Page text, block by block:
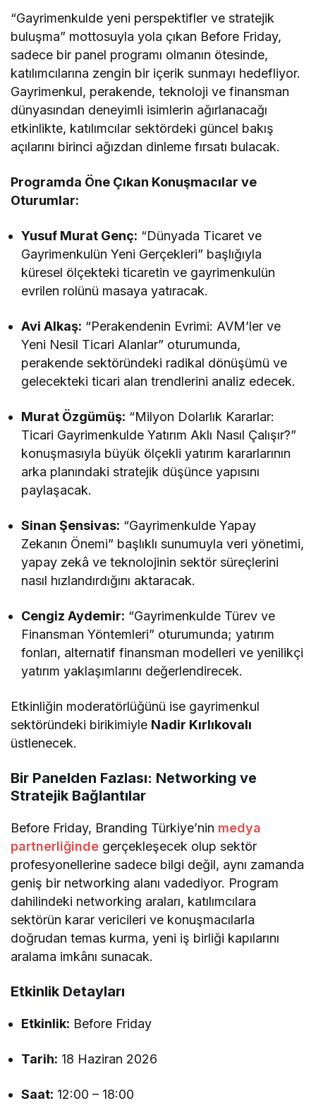
“Gayrimenkulde yeni perspektifler ve stratejik
buluşma” mottosuyla yola çıkan Before Friday,
sadece bir panel programı olmanın ötesinde,
katılımcılarına zengin bir içerik sunmayı hedefliyor.
Gayrimenkul, perakende, teknoloji ve finansman
dünyasından deneyimli isimlerin ağırlanacağı
etkinlikte, katılımcılar sektördeki güncel bakış
açılarını birinci ağızdan dinleme fırsatı bulacak.
Programda Öne Çıkan Konuşmacılar ve
Oturumlar:
Yusuf Murat Genç: “Dünyada Ticaret ve
Gayrimenkulün Yeni Gerçekleri” başlığıyla
küresel ölçekteki ticaretin ve gayrimenkulün
evrilen rolünü masaya yatıracak.
Avi Alkaş: “Perakendenin Evrimi: AVM’ler ve
Yeni Nesil Ticari Alanlar” oturumunda,
perakende sektöründeki radikal dönüşümü ve
gelecekteki ticari alan trendlerini analiz edecek.
Murat Özgümüş: “Milyon Dolarlık Kararlar:
Ticari Gayrimenkulde Yatırım Aklı Nasıl Çalışır?”
konuşmasıyla büyük ölçekli yatırım kararlarının
arka planındaki stratejik düşünce yapısını
paylaşacak.
Sinan Şensivas: “Gayrimenkulde Yapay
Zekanın Önemi” başlıklı sunumuyla veri yönetimi,
yapay zekâ ve teknolojinin sektör süreçlerini
nasıl hızlandırdığını aktaracak.
Cengiz Aydemir: “Gayrimenkulde Türev ve
Finansman Yöntemleri” oturumunda; yatırım
fonları, alternatif finansman modelleri ve yenilikçi
yatırım yaklaşımlarını değerlendirecek.
Etkinliğin moderatörlüğünü ise gayrimenkul
sektöründeki birikimiyle Nadir Kırlıkovalı
üstlenecek.
Bir Panelden Fazlası: Networking ve
Stratejik Bağlantılar
Before Friday, Branding Türkiye’nin medya
partnerliğinde gerçekleşecek olup sektör
profesyonellerine sadece bilgi değil, aynı zamanda
geniş bir networking alanı vadediyor. Program
dahilindeki networking araları, katılımcılara
sektörün karar vericileri ve konuşmacılarla
doğrudan temas kurma, yeni iş birliği kapılarını
aralama imkânı sunacak.
Etkinlik Detayları
Etkinlik: Before Friday
Tarih: 18 Haziran 2026
Saat: 12:00 – 18:00